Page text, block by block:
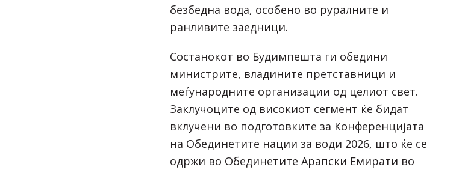
безбедна вода, особено во руралните и
ранливите заедници.
Состанокот во Будимпешта ги обедини
министрите, владините претставници и
меѓународните организации од целиот свет.
Заклучоците од високиот сегмент ќе бидат
вклучени во подготовките за Конференцијата
на Обединетите нации за води 2026, што ќе се
одржи во Обединетите Арапски Емирати во